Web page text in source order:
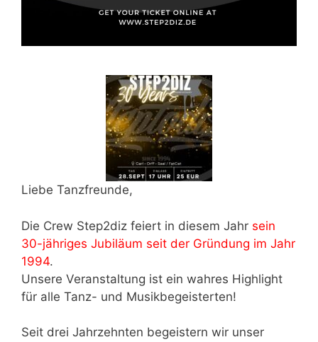
Liebe Tanzfreunde,
Die Crew Step2diz feiert in diesem Jahr sein
30-jähriges Jubiläum seit der Gründung im Jahr
1994.
Unsere Veranstaltung ist ein wahres Highlight
für alle Tanz- und Musikbegeisterten!
Seit drei Jahrzehnten begeistern wir unser